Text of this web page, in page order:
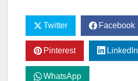
Twitter Facebook
Pinterest LinkedIn
WhatsApp